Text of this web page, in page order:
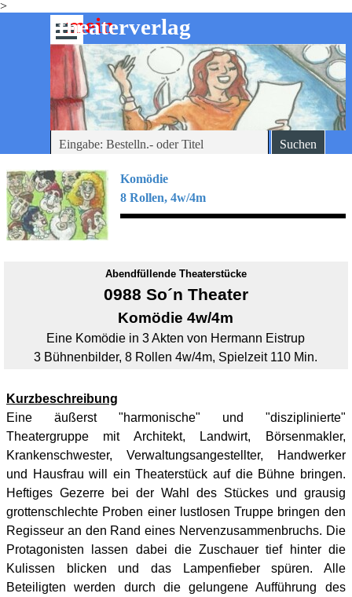
>
Direkt zum Seiteninhalt
-theaterverlag
mein
Menü überspringen
Suchen
Komödie
8 Rollen, 4w/4m
Abendfüllende Theaterstücke
0988 So´n Theater
Komödie 4w/4m
Eine Komödie in 3 Akten von Hermann Eistrup
3 Bühnenbilder, 8 Rollen 4w/4m, Spielzeit 110 Min.
Kurzbeschreibung
Eine äußerst "harmonische" und "disziplinierte"
Theatergruppe mit Architekt, Landwirt, Börsenmakler,
Krankenschwester, Verwaltungsangestellter, Handwerker
und Hausfrau will ein Theaterstück auf die Bühne bringen.
Heftiges Gezerre bei der Wahl des Stückes und grausig
grottenschlechte Proben einer lustlosen Truppe bringen den
Regisseur an den Rand eines Nervenzusammenbruchs. Die
Protagonisten lassen dabei die Zuschauer tief hinter die
Kulissen blicken und das Lampenfieber spüren. Alle
Beteiligten werden durch die gelungene Aufführung des